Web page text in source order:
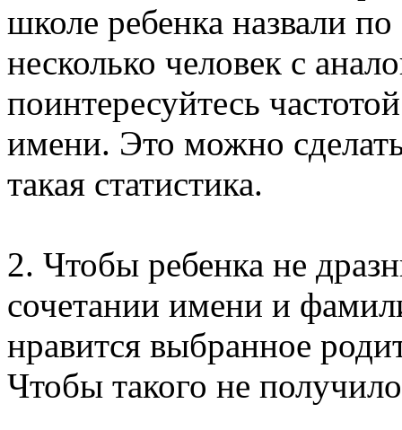
школе ребенка назвали
несколько человек с
поинтересуйтесь
имени. Это можно
такая статистика.
2. Чтобы ребенка не
сочетании имени и
нравится выбранное
Чтобы такого не